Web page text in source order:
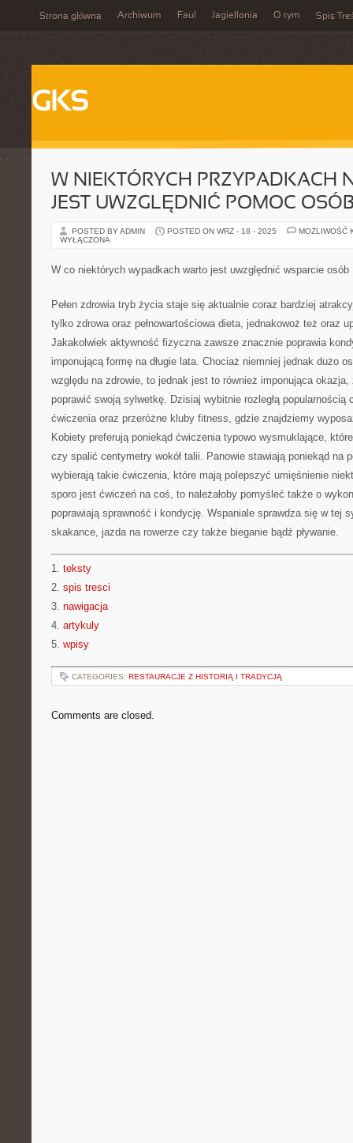
Strona główna Archiwum Faul Jagiellonia O tym Spis
GKS
W NIEKTÓRYCH PRZYPADKACH
JEST UWZGLĘDNIĆ POMOC
POSTED BY ADMIN POSTED ON WRZ - 18 - 2025
MOŻLIWOŚĆ
WYŁĄCZONA
W co niektórych wypadkach warto jest uwzględnić wsparcie osób
Pełen zdrowia tryb życia staje się aktualnie coraz bardziej
tylko zdrowa oraz pełnowartościowa dieta, jednakowoż też oraz
Jakakolwiek aktywność fizyczna zawsze znacznie poprawia
imponującą formę na długie lata. Chociaż niemniej jednak dużo
względu na zdrowie, to jednak jest to również imponująca
poprawić swoją sylwetkę. Dzisiaj wybitnie rozległą popularnością
ćwiczenia oraz przeróżne kluby fitness, gdzie znajdziemy
Kobiety preferują poniekąd ćwiczenia typowo wysmuklające,
czy spalić centymetry wokół talii. Panowie stawiają poniekąd na
wybierają takie ćwiczenia, które mają polepszyć umięśnienie
sporo jest ćwiczeń na coś, to należałoby pomyśleć także o
poprawiają sprawność i kondycję. Wspaniale sprawdza się w tej
skakance, jazda na rowerze czy także bieganie bądź pływanie.
1. teksty
2. spis tresci
3. nawigacja
4. artykuly
5. wpisy
CATEGORIES: RESTAURACJE Z HISTORIĄ I TRADYCJĄ
Comments are closed.